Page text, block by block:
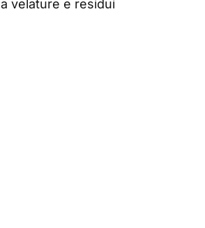
velature e residui